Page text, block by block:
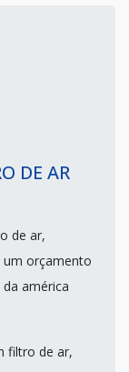
DE AR
de ar,
um orçamento
américa
filtro de ar,